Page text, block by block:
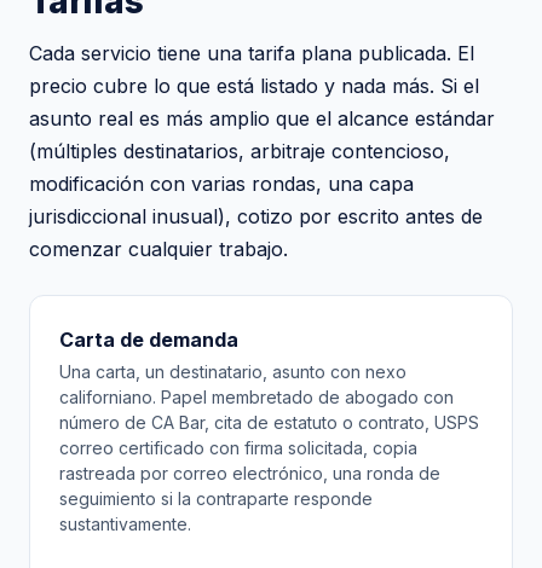
Cada servicio tiene una tarifa plana publicada. El
precio cubre lo que está listado y nada más. Si el
asunto real es más amplio que el alcance estándar
(múltiples destinatarios, arbitraje contencioso,
modificación con varias rondas, una capa
jurisdiccional inusual), cotizo por escrito antes de
comenzar cualquier trabajo.
Carta de demanda
Una carta, un destinatario, asunto con nexo
californiano. Papel membretado de abogado con
número de CA Bar, cita de estatuto o contrato, USPS
correo certificado con firma solicitada, copia
rastreada por correo electrónico, una ronda de
seguimiento si la contraparte responde
sustantivamente.